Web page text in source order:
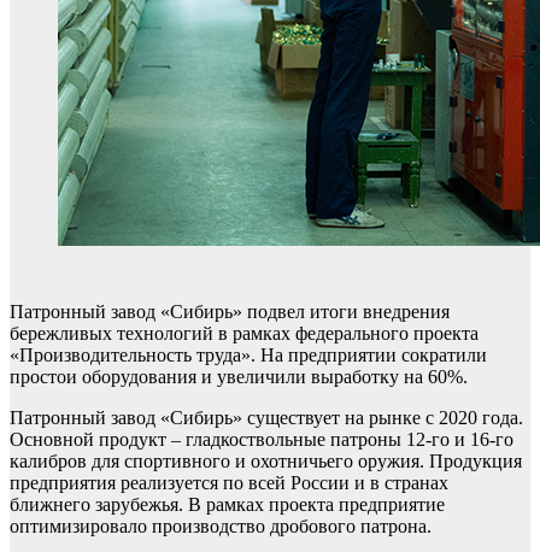
Патронный завод «Сибирь» подвел итоги внедрения
бережливых технологий в рамках федерального проекта
«Производительность труда». На предприятии сократили
простои оборудования и увеличили выработку на 60%.
Патронный завод «Сибирь» существует на рынке с 2020 года.
Основной продукт – гладкоствольные патроны 12-го и 16-го
калибров для спортивного и охотничьего оружия. Продукция
предприятия реализуется по всей России и в странах
ближнего зарубежья. В рамках проекта предприятие
оптимизировало производство дробового патрона.